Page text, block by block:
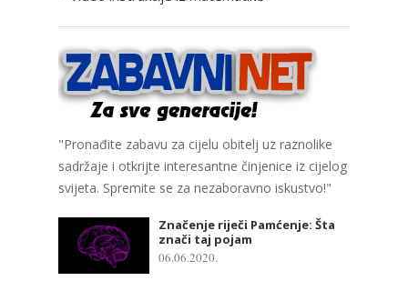
"Pronađite zabavu za cijelu obitelj uz raznolike
sadržaje i otkrijte interesantne činjenice iz cijelog
svijeta. Spremite se za nezaboravno iskustvo!"
Značenje riječi Pamćenje: Šta
znači taj pojam
06.06.2020.